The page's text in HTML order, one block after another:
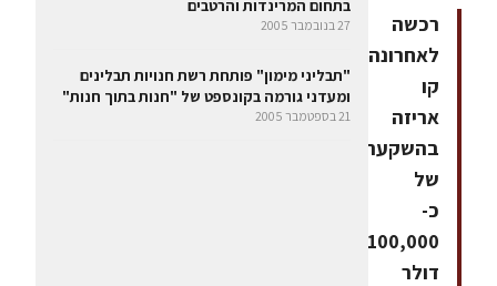
רכשה
לאחרונה
קו
אריזה
בהשקעה
של
כ-
100,000
דולר
בתחום המרינדות והרטבים
27 בנובמבר 2005
"תבליני מימון" פותחת רשת חנויות תבלינים
ומעדני גורמה בקונספט של "חנות בתוך חנות"
21 בספטמבר 2005